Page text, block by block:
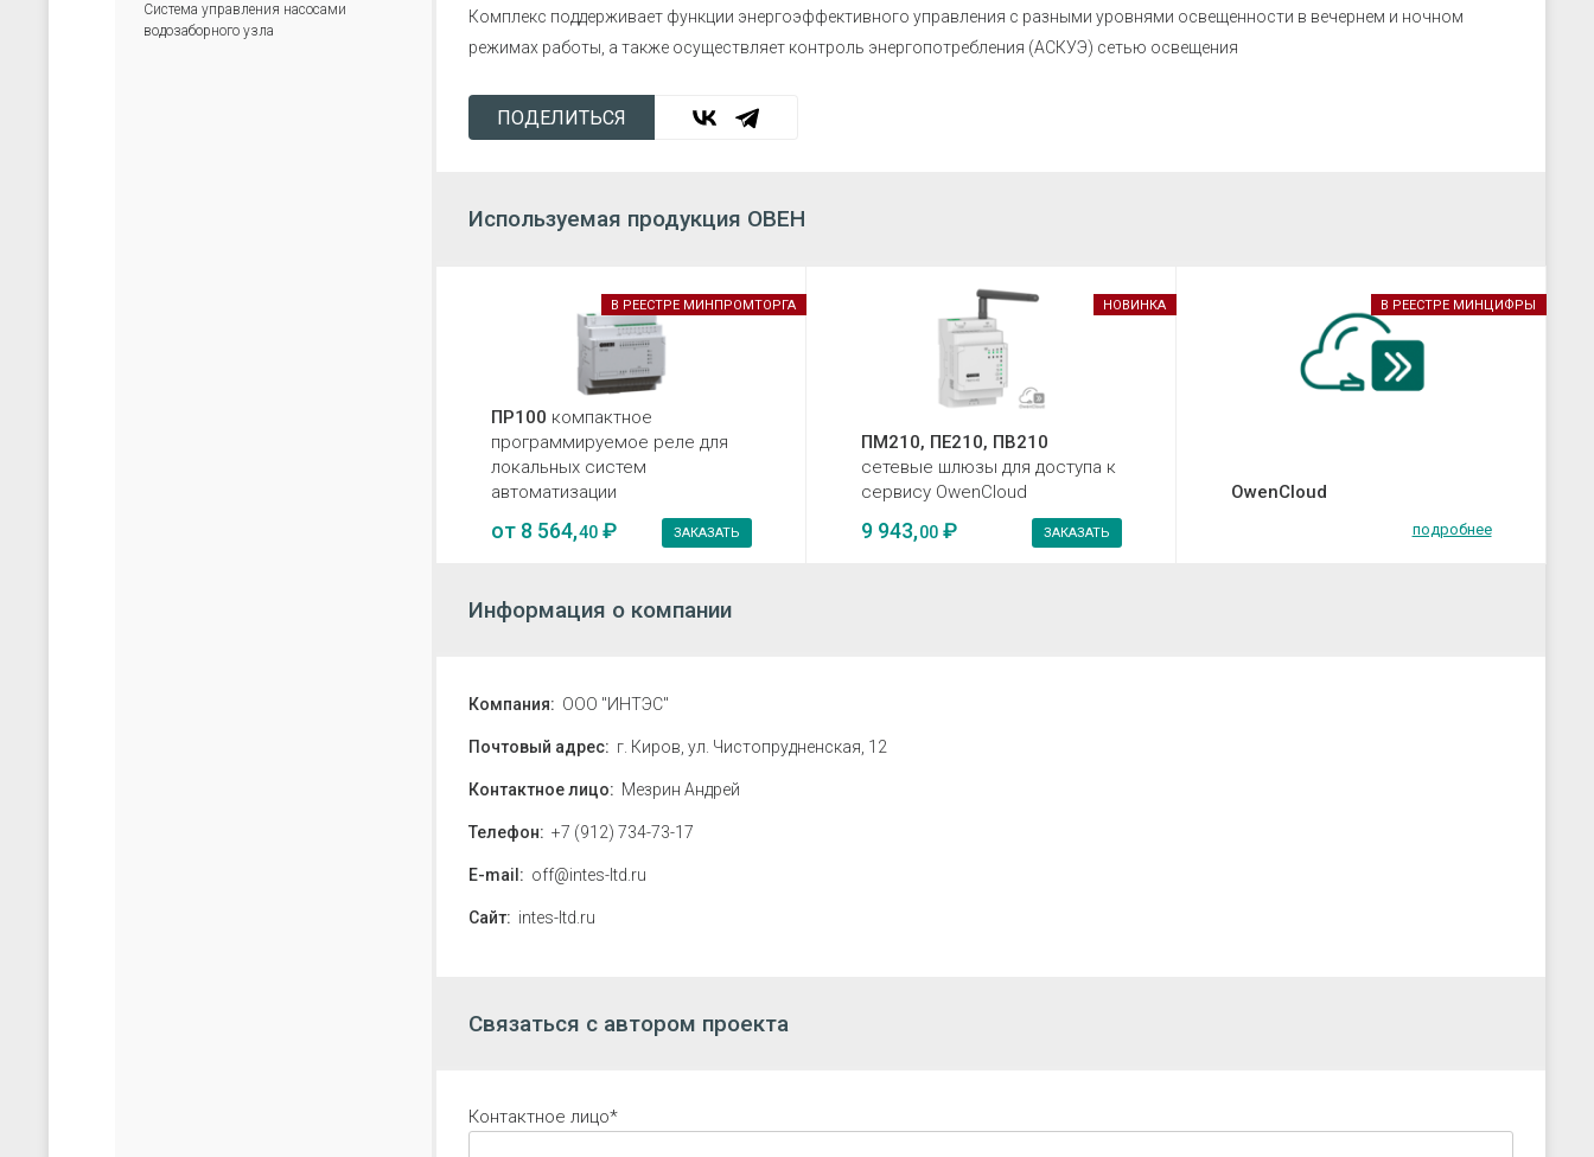
Система управления насосами
водозаборного узла
Комплекс поддерживает функции энергоэффективного управления с разными уровнями освещенности в вечернем и ночном
режимах работы, а также осуществляет контроль энергопотребления (АСКУЭ) сетью освещения
ПОДЕЛИТЬСЯ
Используемая продукция ОВЕН
ПР100 компактное
программируемое реле для
локальных систем
автоматизации
от 8 564,40₽ ЗАКАЗАТЬ
В РЕЕСТРЕ МИНПРОМТОРГА
ПМ210, ПЕ210, ПВ210
сетевые шлюзы для доступа к
сервису OwenCloud
9 943,00₽ ЗАКАЗАТЬ
НОВИНКА
OwenCloud
подробнее
В РЕЕСТРЕ МИНЦИФРЫ
Информация о компании
Компания: ООО "ИНТЭС"
Почтовый адрес: г. Киров, ул. Чистопрудненская, 12
Контактное лицо: Мезрин Андрей
Телефон: +7 (912) 734-73-17
E-mail: off@intes-ltd.ru
Сайт: intes-ltd.ru
Связаться с автором проекта
Контактное лицо*